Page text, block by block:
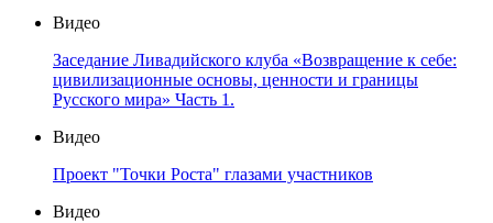
Видео
Заседание Ливадийского клуба «Возвращение к себе:
цивилизационные основы, ценности и границы
Русского мира» Часть 1.
Видео
Проект "Точки Роста" глазами участников
Видео